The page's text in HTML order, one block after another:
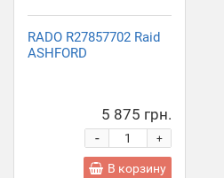
RADO R27857702 Raid
ASHFORD
5 875 грн.
+
-
В корзину